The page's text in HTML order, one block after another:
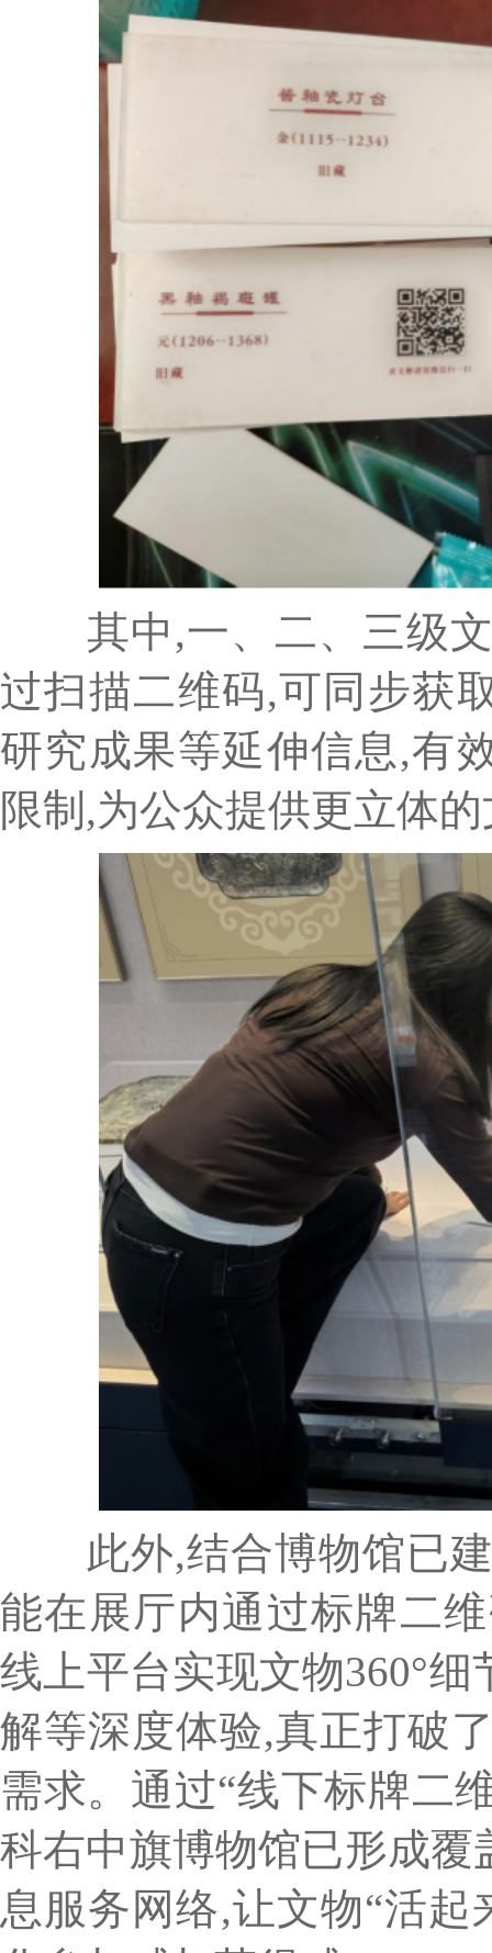
其中,一、二、三级文
过扫描二维码,可同步获
研究成果等延伸信息,有
限制,为公众提供更立体
此外,结合博物馆已建
能在展厅内通过标牌二
线上平台实现文物360°
解等深度体验,真正打破
需求。通过“线下标牌二
科右中旗博物馆已形成
息服务网络,让文物“活